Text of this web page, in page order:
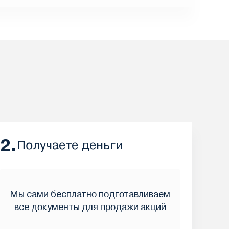
2. Получаете деньги
Мы сами бесплатно подготавливаем
все документы для продажи акций